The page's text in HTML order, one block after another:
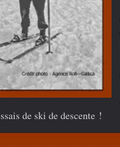
de ski de descente !